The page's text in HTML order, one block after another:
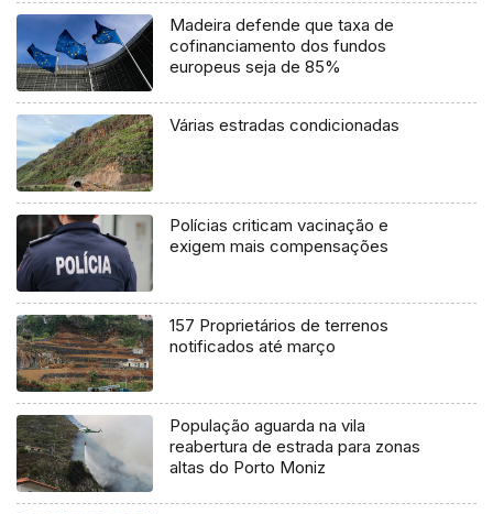
Madeira defende que taxa de
cofinanciamento dos fundos
europeus seja de 85%
Várias estradas condicionadas
Polícias criticam vacinação e
exigem mais compensações
157 Proprietários de terrenos
notificados até março
População aguarda na vila
reabertura de estrada para zonas
altas do Porto Moniz